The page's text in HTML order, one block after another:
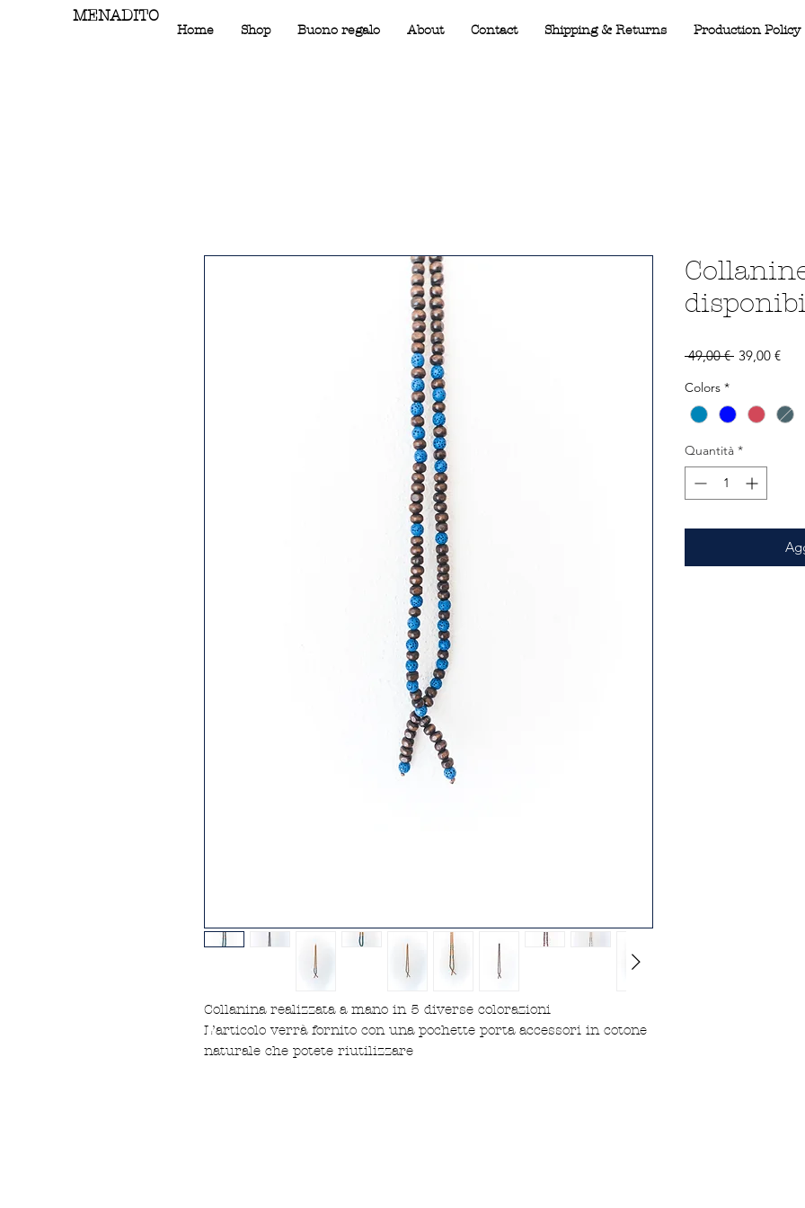
Collanina realizzata a mano in 5 diverse colorazioni
L’articolo verrà fornito con una pochette porta accessori in cotone
naturale che potete riutilizzare
49,00 € Prezzo
39,00 €
Colors *
Quantità *
Home Shop Buono regalo About Contact Shipping & Returns Production Policy
MENADITO